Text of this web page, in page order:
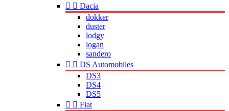
  Dacia
dokker
duster
lodgy
logan
sandero
  DS Automobiles
DS3
DS4
DS5
  Fiat